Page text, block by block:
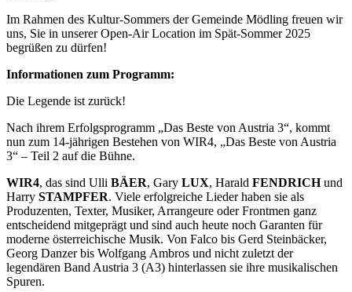
Im Rahmen des Kultur-Sommers der Gemeinde Mödling freuen wir
uns, Sie in unserer Open-Air Location im Spät-Sommer 2025
begrüßen zu dürfen!
Informationen zum Programm:
Die Legende ist zurück!
Nach ihrem Erfolgsprogramm „Das Beste von Austria 3“, kommt
nun zum 14-jährigen Bestehen von WIR4, „Das Beste von Austria
3“ – Teil 2 auf die Bühne.
WIR4, das sind Ulli BÄER, Gary LUX, Harald FENDRICHund
Harry STAMPFER. Viele erfolgreiche Lieder haben sie als
Produzenten, Texter, Musiker, Arrangeure oder Frontmen ganz
entscheidend mitgeprägt und sind auch heute noch Garanten für
moderne österreichische Musik. Von Falco bis Gerd Steinbäcker,
Georg Danzer bis Wolfgang Ambros und nicht zuletzt der
legendären Band Austria 3 (A3) hinterlassen sie ihre musikalischen
Spuren.